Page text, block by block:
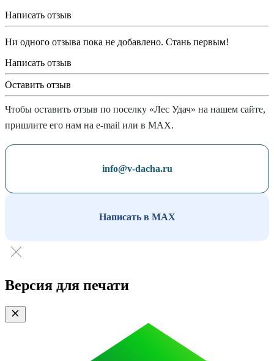
Написать отзыв
Ни одного отзыва пока не добавлено. Стань первым!
Написать отзыв
Оставить отзыв
Чтобы оставить отзыв по поселку «Лес Удач» на нашем сайте,
пришлите его нам на e-mail или в MAX.
info@v-dacha.ru
Написать в MAX
Версия для печати